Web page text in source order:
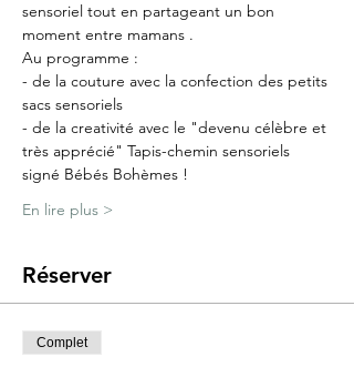
sensoriel tout en partageant un bon
moment entre mamans .
Au programme :
- de la couture avec la confection des petits
sacs sensoriels
- de la creativité avec le "devenu célèbre et
très apprécié" Tapis-chemin sensoriels
signé Bébés Bohèmes !
En lire plus >
Réserver
Complet